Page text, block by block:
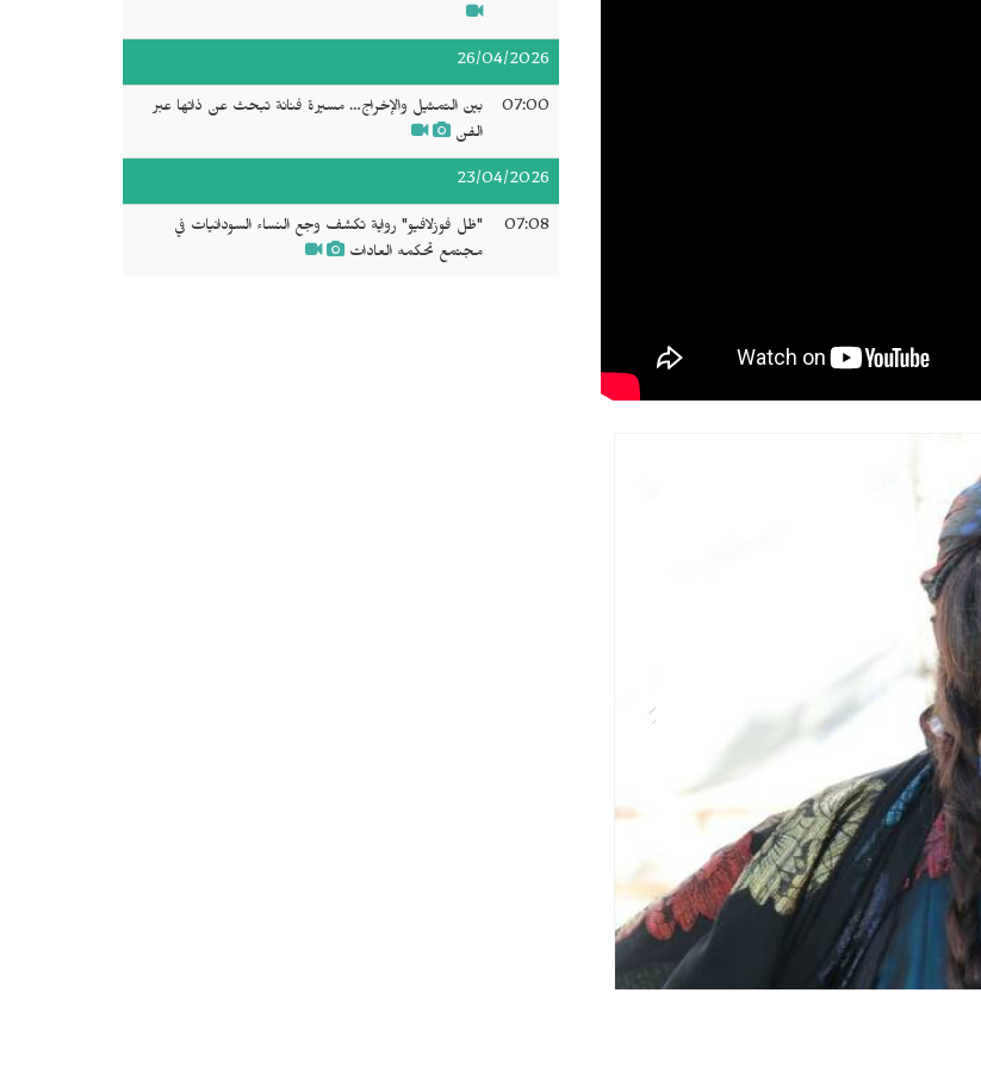
26/04/2026
07:00
بين التمثيل والإخراج… مسيرة فنانة تبحث عن ذاتها عبر
الفن
23/04/2026
07:08
"ظل فوزلافيو" رواية تكشف وجع النساء السودانيات في
مجتمع تحكمه العادات